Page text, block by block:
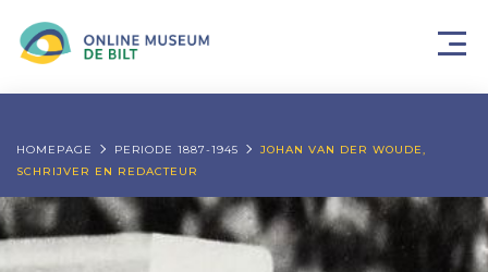
HOMEPAGE PERIODE 1887-1945
JOHAN VAN DER WOUDE,
SCHRIJVER EN REDACTEUR